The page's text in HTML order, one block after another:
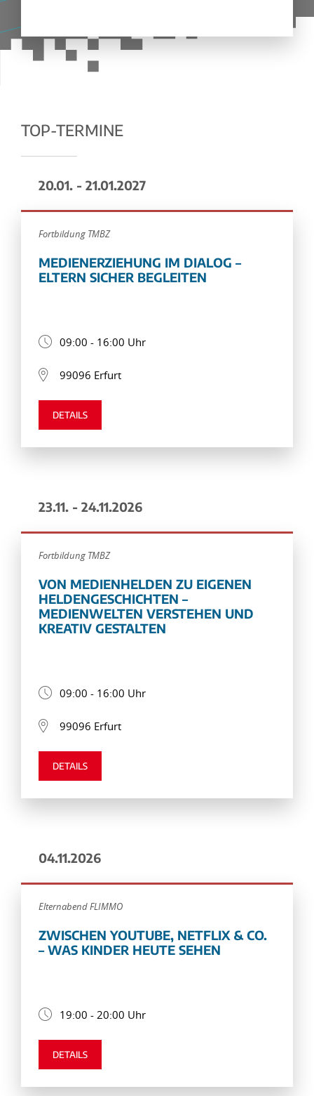
TOP-TERMINE
20.01. - 21.01.2027
Fortbildung TMBZ
MEDIENERZIEHUNG IM DIALOG –
ELTERN SICHER BEGLEITEN
09:00 - 16:00 Uhr
99096 Erfurt
DETAILS
23.11. - 24.11.2026
Fortbildung TMBZ
VON MEDIENHELDEN ZU EIGENEN
HELDENGESCHICHTEN –
MEDIENWELTEN VERSTEHEN UND
KREATIV GESTALTEN
09:00 - 16:00 Uhr
99096 Erfurt
DETAILS
04.11.2026
Elternabend FLIMMO
ZWISCHEN YOUTUBE, NETFLIX & CO.
– WAS KINDER HEUTE SEHEN
19:00 - 20:00 Uhr
DETAILS